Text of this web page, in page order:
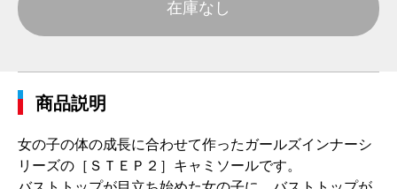
在庫なし
商品説明
女の子の体の成長に合わせて作ったガールズインナーシ
リーズの［ＳＴＥＰ２］キャミソールです。